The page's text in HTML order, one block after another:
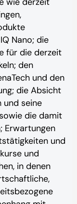
Nano; die
für die derzeit
den
und den
die Absicht
und seine
die damit
Erwartungen
und
und
in denen